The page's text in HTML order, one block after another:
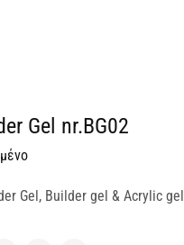
Gel nr.BG02
Gel, Builder gel & Acrylic gel